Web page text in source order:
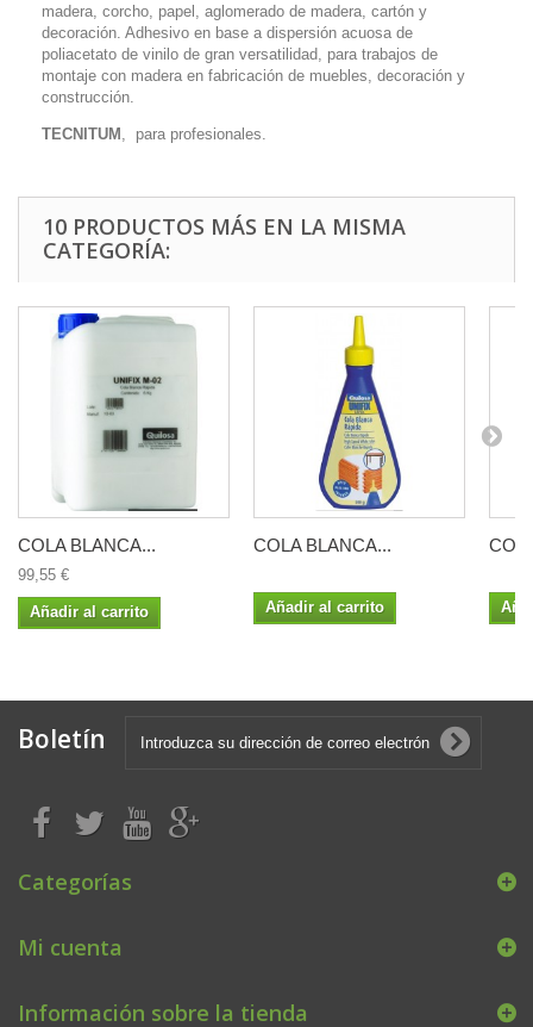
madera, corcho, papel, aglomerado de madera, cartón y
decoración. Adhesivo en base a dispersión acuosa de
poliacetato de vinilo de gran versatilidad, para trabajos de
montaje con madera en fabricación de muebles, decoración y
construcción.
TECNITUM , para profesionales.
10 PRODUCTOS MÁS EN LA MISMA
CATEGORÍA:
COLA BLANCA...
99,55 €
Añadir al carrito
COLA BLANCA...
Añadir al carrito
Boletín
Categorías
Mi cuenta
Información sobre la tienda